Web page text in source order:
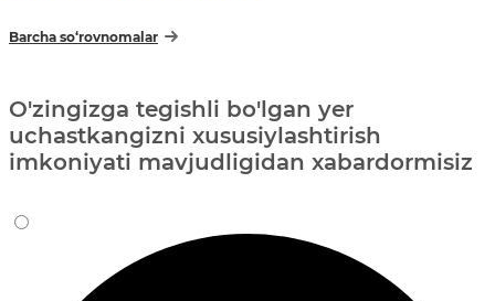
Barcha so‘rovnomalar
O'zingizga tegishli bo'lgan yer
uchastkangizni xususiylashtirish
imkoniyati mavjudligidan xabardormisiz